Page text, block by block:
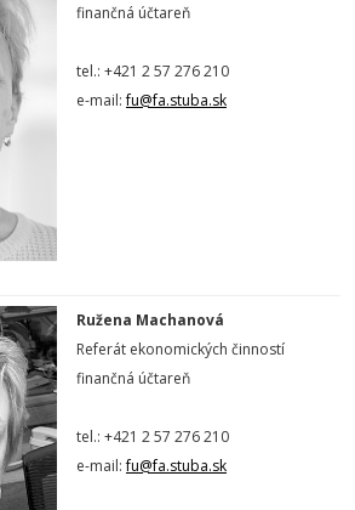
finančná účtareň
tel.: +421 2 57 276 210
e-mail:fu@fa.stuba.sk
Ružena Machanová
Referát ekonomických činností
finančná účtareň
tel.: +421 2 57 276 210
e-mail:fu@fa.stuba.sk